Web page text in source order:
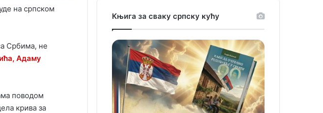
на српском
Србима, не
Адаму
поводом
крива за
Књига за сваку српску кућу